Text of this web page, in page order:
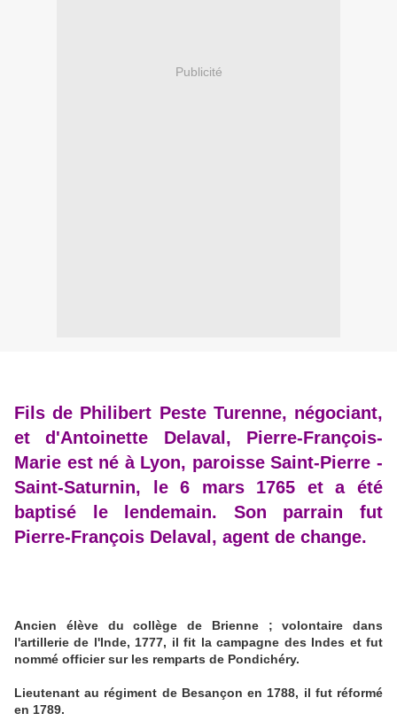
Publicité
Fils de Philibert Peste Turenne, négociant,
et d'Antoinette Delaval, Pierre-François-
Marie est né à Lyon, paroisse Saint-Pierre -
Saint-Saturnin, le 6 mars 1765 et a été
baptisé le lendemain. Son parrain fut
Pierre-François Delaval, agent de change.
Ancien élève du collège de Brienne ; volontaire dans
l'artillerie de l'Inde, 1777, il fit la campagne des Indes et fut
nommé officier sur les remparts de Pondichéry.
Lieutenant au régiment de Besançon en 1788, il fut réformé
en 1789.